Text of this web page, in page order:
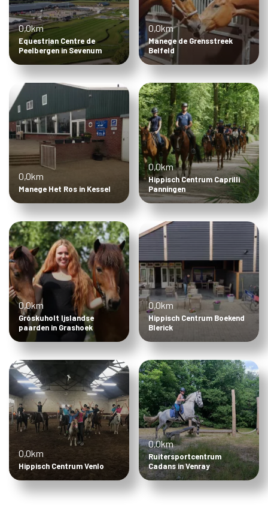
0,0km
Equestrian Centre de
Peelbergen in Sevenum
0,0km
Manege de Grensstreek
Belfeld
0,0km
Manege Het Ros in Kessel
0,0km
Hippisch Centrum Caprilli
Panningen
0,0km
Gróskuholt Ijslandse
paarden in Grashoek
0,0km
Hippisch Centrum Boekend
Blerick
0,0km
Hippisch Centrum Venlo
0,0km
Ruitersportcentrum
Cadans in Venray